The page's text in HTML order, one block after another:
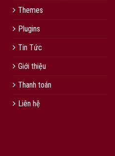
Themes
Plugins
Tin Tức
Giới thiệu
Thanh toán
Liên hệ